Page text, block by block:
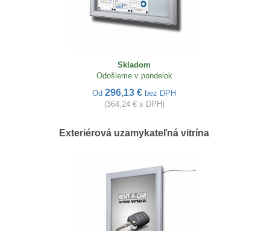
Skladom
Odošleme v pondelok
Od 296,13 € bez DPH
(364,24 € s DPH)
Exteriérová uzamykateľná vitrína